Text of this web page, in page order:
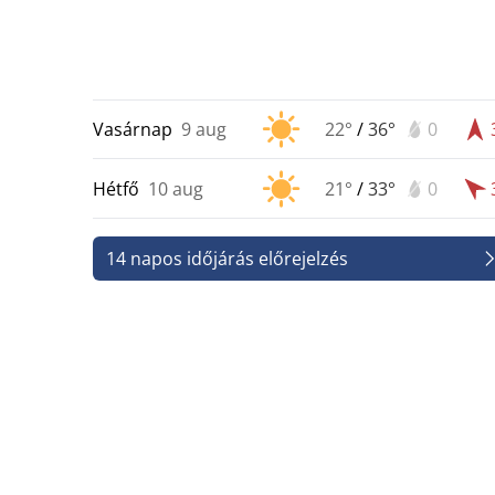
Vasárnap 9 aug 22° /36° 0
Hétfő 10 aug 21° /33° 0
14 napos időjárás előrejelzés